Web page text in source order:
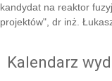
kandydat na reaktor
projektów", dr inż.
Kalendarz